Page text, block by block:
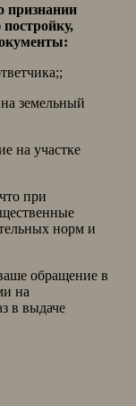
признании
земельный
на участке
при
норм и
обращение в
на
в выдаче